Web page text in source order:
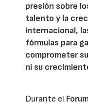
presión sobre
talento y la
internacional,
fórmulas para
comprometer
ni su
Durante el